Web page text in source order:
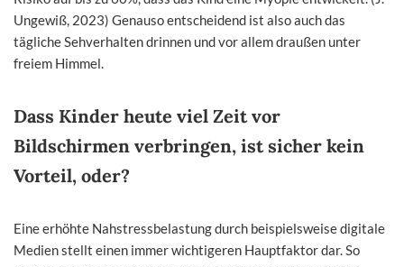
Ungewiß, 2023) Genauso entscheidend ist also auch das
tägliche Sehverhalten drinnen und vor allem draußen unter
freiem Himmel.
Dass Kinder heute viel Zeit vor
Bildschirmen verbringen, ist sicher kein
Vorteil, oder?
Eine erhöhte Nahstressbelastung durch beispielsweise digitale
Medien stellt einen immer wichtigeren Hauptfaktor dar. So